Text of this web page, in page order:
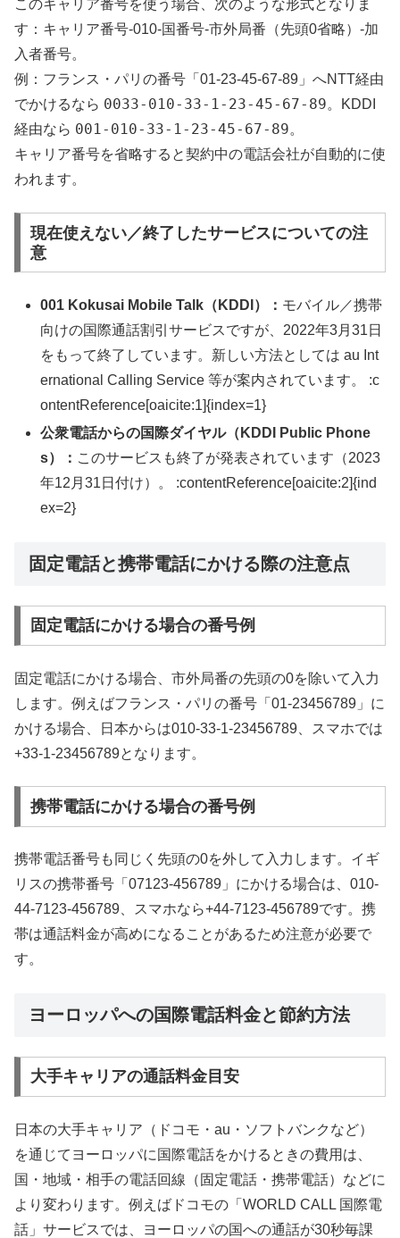
このキャリア番号を使う場合、次のような形式となりま
す：キャリア番号-010-国番号-市外局番（先頭0省略）-加
入者番号。
例：フランス・パリの番号「01-23-45-67-89」へNTT経由
でかけるなら 0033-010-33-1-23-45-67-89。KDDI
経由なら 001-010-33-1-23-45-67-89。
キャリア番号を省略すると契約中の電話会社が自動的に使
われます。
現在使えない／終了したサービスについての注
意
001 Kokusai Mobile Talk（KDDI）： モバイル／携帯
向けの国際通話割引サービスですが、2022年3月31日
をもって終了しています。新しい方法としては au Int
ernational Calling Service 等が案内されています。 :c
ontentReference[oaicite:1]{index=1}
公衆電話からの国際ダイヤル（KDDI Public Phone
s）： このサービスも終了が発表されています（2023
年12月31日付け）。 :contentReference[oaicite:2]{ind
ex=2}
固定電話と携帯電話にかける際の注意点
固定電話にかける場合の番号例
固定電話にかける場合、市外局番の先頭の0を除いて入力
します。例えばフランス・パリの番号「01-23456789」に
かける場合、日本からは010-33-1-23456789、スマホでは
+33-1-23456789となります。
携帯電話にかける場合の番号例
携帯電話番号も同じく先頭の0を外して入力します。イギ
リスの携帯番号「07123-456789」にかける場合は、010-
44-7123-456789、スマホなら+44-7123-456789です。携
帯は通話料金が高めになることがあるため注意が必要で
す。
ヨーロッパへの国際電話料金と節約方法
大手キャリアの通話料金目安
日本の大手キャリア（ドコモ・au・ソフトバンクなど）
を通じてヨーロッパに国際電話をかけるときの費用は、
国・地域・相手の電話回線（固定電話・携帯電話）などに
より変わります。例えばドコモの「WORLD CALL 国際電
話」サービスでは、ヨーロッパの国への通話が30秒毎課